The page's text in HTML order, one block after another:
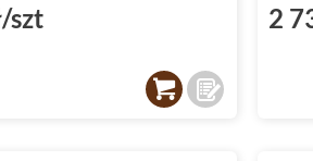
szt
2